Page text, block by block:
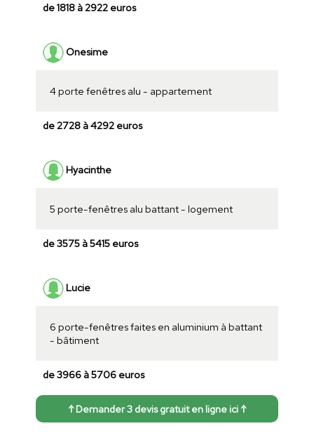
de 1818 à 2922 euros
Onesime
4 porte fenêtres alu - appartement
de 2728 à 4292 euros
Hyacinthe
5 porte-fenêtres alu battant - logement
de 3575 à 5415 euros
Lucie
6 porte-fenêtres faites en aluminium à battant
- bâtiment
de 3966 à 5706 euros
↑ Demander 3 devis gratuit en ligne ici ↑